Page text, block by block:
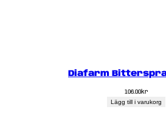
Diafarm
106.00kr
Lägg till i varukorg